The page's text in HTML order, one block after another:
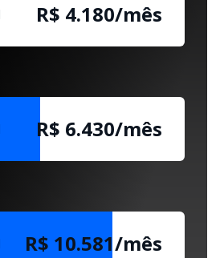
R$ 4.180/mês
R$ 6.430/mês
R$ 10.581/mês